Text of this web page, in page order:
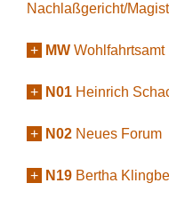
Nachlaßgericht/
+ MW Wohlfahrtsamt
+ N01 Heinrich
+ N02 Neues Forum
+ N19 Bertha